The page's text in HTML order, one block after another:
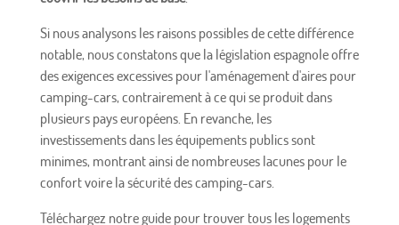
Si nous analysons les raisons possibles de cette différence
notable, nous constatons que la législation espagnole offre
des exigences excessives pour l'aménagement d'aires pour
camping-cars, contrairement à ce qui se produit dans
plusieurs pays européens. En revanche, les
investissements dans les équipements publics sont
minimes, montrant ainsi de nombreuses lacunes pour le
confort voire la sécurité des camping-cars.
Téléchargez notre guide pour trouver tous les logements